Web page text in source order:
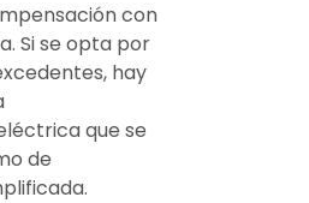
con
Si se opta por
hay
que se
de